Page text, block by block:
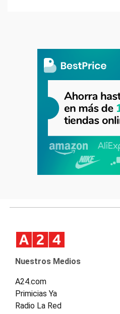
Nuestros Medios
A24.com
Primicias Ya
Radio La Red